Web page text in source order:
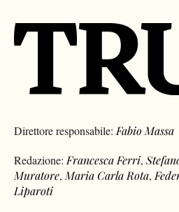
Direttore responsabile: Fabio Massa
Redazione: Francesca Ferri,
Muratore, Maria Carla Rota,
Liparoti